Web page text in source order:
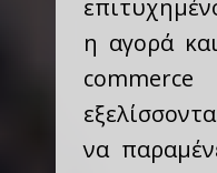
η αγορά
να